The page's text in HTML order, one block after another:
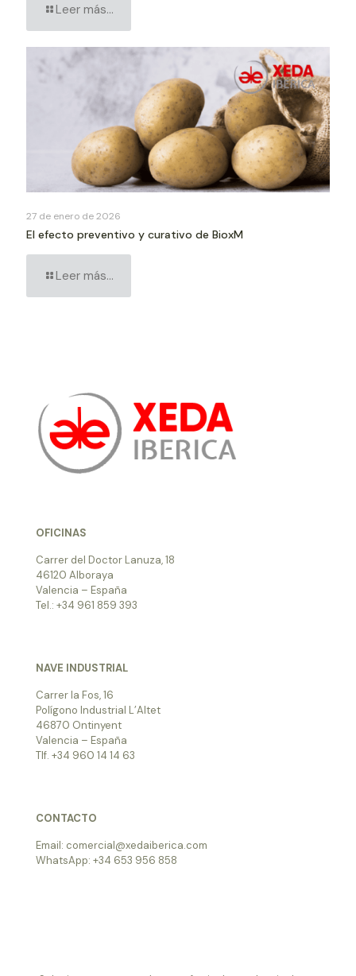
Leer más...
27 de enero de 2026
El efecto preventivo y curativo de BioxM
Leer más...
OFICINAS
Carrer del Doctor Lanuza, 18
46120 Alboraya
Valencia – España
Tel.: +34 961 859 393
NAVE INDUSTRIAL
Carrer la Fos, 16
Polígono Industrial L’Altet
46870 Ontinyent
Valencia – España
Tlf. +34 960 14 14 63
CONTACTO
Email: comercial@xedaiberica.com
WhatsApp: +34 653 956 858